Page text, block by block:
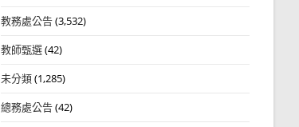
教務處公告(3,532)
教師甄選(42)
未分類(1,285)
總務處公告(42)